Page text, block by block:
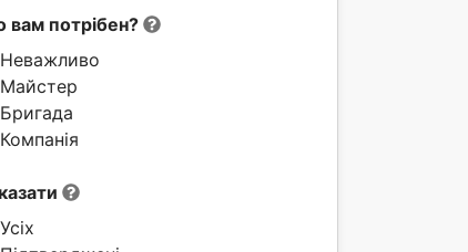
вам потрібен?
Неважливо
Майстер
Бригада
Компанія
Усіх